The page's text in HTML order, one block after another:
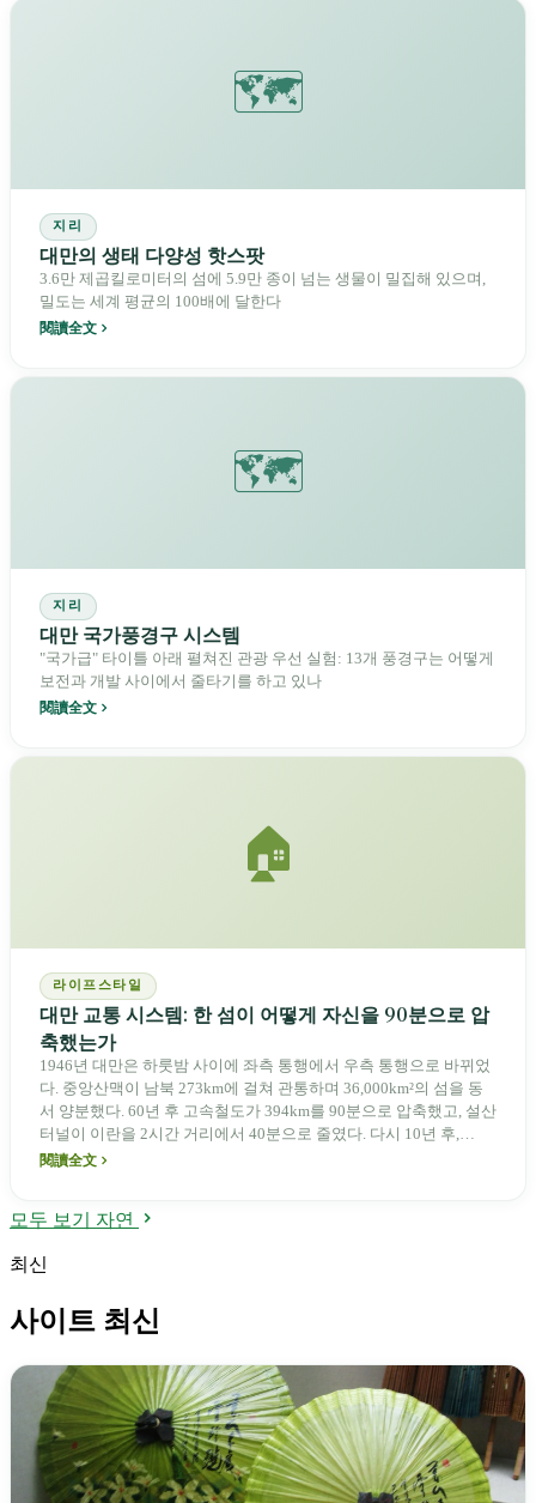
🗺️
지리
대만의 생태 다양성 핫스팟
3.6만 제곱킬로미터의 섬에 5.9만 종이 넘는 생물이 밀집해 있으며,
밀도는 세계 평균의 100배에 달한다
閱讀全文
🗺️
지리
대만 국가풍경구 시스템
"국가급" 타이틀 아래 펼쳐진 관광 우선 실험: 13개 풍경구는 어떻게
보전과 개발 사이에서 줄타기를 하고 있나
閱讀全文
🏠
라이프스타일
대만 교통 시스템: 한 섬이 어떻게 자신을 90분으로 압
축했는가
1946년 대만은 하룻밤 사이에 좌측 통행에서 우측 통행으로 바뀌었
다. 중앙산맥이 남북 273km에 걸쳐 관통하며 36,000km²의 섬을 동
서 양분했다. 60년 후 고속철도가 394km를 90분으로 압축했고, 설산
터널이 이란을 2시간 거리에서 40분으로 줄였다. 다시 10년 후,
1,400만 대의 오토바이가 모든 교차로를 메웠다. 이 섬의 교통 이야
閱讀全文
모두 보기 자연
최신
사이트 최신